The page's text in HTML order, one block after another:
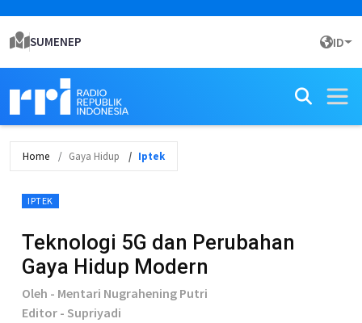
SUMENEP ID
Home Gaya Hidup Iptek
IPTEK
Teknologi 5G dan Perubahan
Gaya Hidup Modern
Oleh - Mentari Nugrahening Putri
Editor - Supriyadi